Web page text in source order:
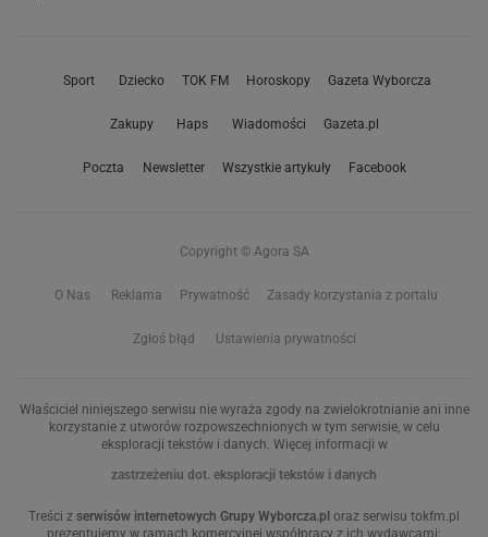
Sport Dziecko TOK FM Horoskopy Gazeta Wyborcza
Zakupy Haps Wiadomości Gazeta.pl
Poczta Newsletter Wszystkie artykuły Facebook
Copyright © Agora SA
O Nas Reklama Prywatność Zasady korzystania z portalu
Zgłoś błąd Ustawienia prywatności
Właściciel niniejszego serwisu nie wyraża zgody na zwielokrotnianie ani inne
korzystanie z utworów rozpowszechnionych w tym serwisie, w celu
eksploracji tekstów i danych. Więcej informacji w
zastrzeżeniu dot. eksploracji tekstów i danych
Treści z serwisów internetowych Grupy Wyborcza.pl oraz serwisu tokfm.pl
prezentujemy w ramach komercyjnej współpracy z ich wydawcami: